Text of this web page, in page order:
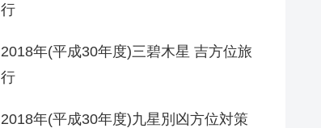
行
2018年(平成30年度)三碧木星 吉方位旅
行
2018年(平成30年度)九星別凶方位対策